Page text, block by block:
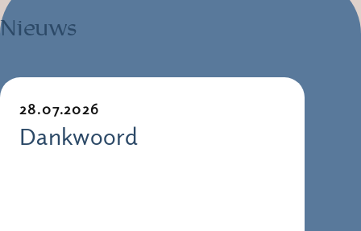
Nieuws
28.07.2026
Dankwoord